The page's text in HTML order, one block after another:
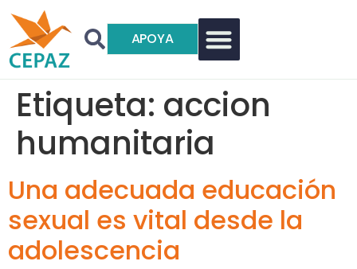
APOYA
Etiqueta: accion
humanitaria
Una adecuada educación
sexual es vital desde la
adolescencia